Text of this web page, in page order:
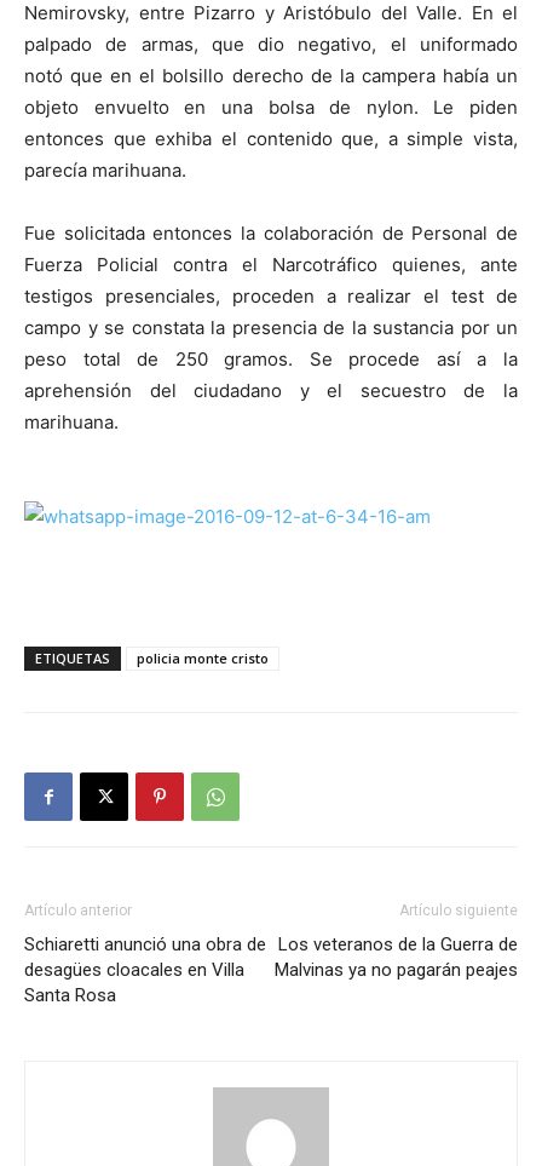
Nemirovsky, entre Pizarro y Aristóbulo del Valle. En el
palpado de armas, que dio negativo, el uniformado
notó que en el bolsillo derecho de la campera había un
objeto envuelto en una bolsa de nylon. Le piden
entonces que exhiba el contenido que, a simple vista,
parecía marihuana.
Fue solicitada entonces la colaboración de Personal de
Fuerza Policial contra el Narcotráfico quienes, ante
testigos presenciales, proceden a realizar el test de
campo y se constata la presencia de la sustancia por un
peso total de 250 gramos. Se procede así a la
aprehensión del ciudadano y el secuestro de la
marihuana.
ETIQUETAS policia monte cristo
Artículo anterior
Schiaretti anunció una obra de
desagües cloacales en Villa
Santa Rosa
Artículo siguiente
Los veteranos de la Guerra de
Malvinas ya no pagarán peajes